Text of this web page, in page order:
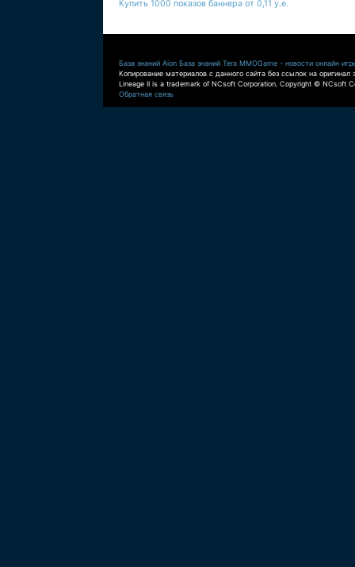
Купить 1000 показов баннера от 0,11 у.е.
База знаний Aion База знаний Tera MMOGame - новости онлайн
Копирование материалов с данного сайта без ссылок на оригинал
Lineage II is a trademark of NCsoft Corporation. Copyright © NCsoft
Обратная связь